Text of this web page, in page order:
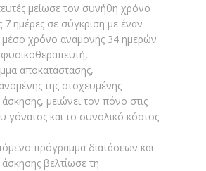
μείωσε τον συνήθη χρόνο
7 ημέρες σε σύγκριση με έναν
χρόνο αναμονής 34 ημερών
αποκατάστασης,
της στοχευμένης
μειώνει τον πόνο στις
γόνατος και το συνολικό κόστος
πρόγραμμα διατάσεων και
άσκησης βελτίωσε τη